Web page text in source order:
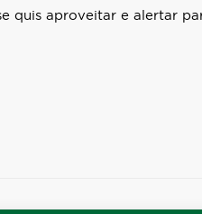
quis aproveitar e alertar